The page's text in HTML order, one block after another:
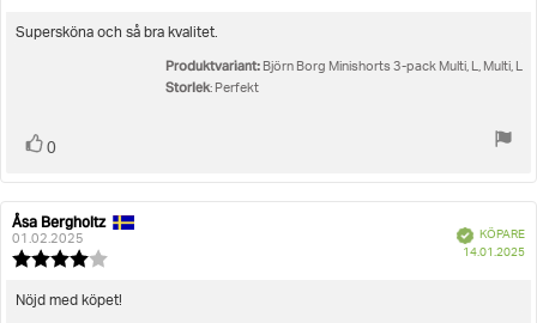
utav
Recensionstext:
Supersköna och så bra kvalitet.
Produktvariant: Björn Borg Minishorts 3-pack Multi, L, Multi, L
Storlek: Perfekt
Rösta
0
Recensionsförfattare:
Åsa Bergholtz
01.02.2025
utav
BekräftadKÖPARE
14.01.2025
Recensionstext:
Nöjd med köpet!